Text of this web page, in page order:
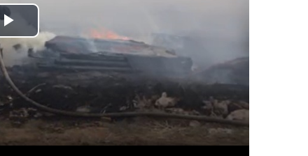
Play
Video